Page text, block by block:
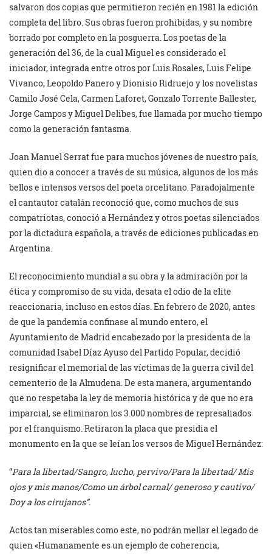
salvaron dos copias que permitieron recién en 1981 la edición
completa del libro. Sus obras fueron prohibidas, y su nombre
borrado por completo en la posguerra. Los poetas de la
generación del 36, de la cual Miguel es considerado el
iniciador, integrada entre otros por Luis Rosales, Luis Felipe
Vivanco, Leopoldo Panero y Dionisio Ridruejo y los novelistas
Camilo José Cela, Carmen Laforet, Gonzalo Torrente Ballester,
Jorge Campos y Miguel Delibes, fue llamada por mucho tiempo
como la generación fantasma.
Joan Manuel Serrat fue para muchos jóvenes de nuestro país,
quien dio a conocer a través de su música, algunos de los más
bellos e intensos versos del poeta orcelitano. Paradojalmente
el cantautor catalán reconoció que, como muchos de sus
compatriotas, conoció a Hernández y otros poetas silenciados
por la dictadura española, a través de ediciones publicadas en
Argentina.
El reconocimiento mundial a su obra y la admiración por la
ética y compromiso de su vida, desata el odio de la elite
reaccionaria, incluso en estos días. En febrero de 2020, antes
de que la pandemia confinase al mundo entero, el
Ayuntamiento de Madrid encabezado por la presidenta de la
comunidad Isabel Díaz Ayuso del Partido Popular, decidió
resignificar el memorial de las víctimas de la guerra civil del
cementerio de la Almudena. De esta manera, argumentando
que no respetaba la ley de memoria histórica y de que no era
imparcial, se eliminaron los 3.000 nombres de represaliados
por el franquismo. Retiraron la placa que presidia el
monumento en la que se leían los versos de Miguel Hernández:
“Para la libertad/Sangro, lucho, pervivo/Para la libertad/ Mis
ojos y mis manos/Como un árbol carnal/ generoso y cautivo/
Doy a los cirujanos”.
Actos tan miserables como este, no podrán mellar el legado de
quien «Humanamente es un ejemplo de coherencia,